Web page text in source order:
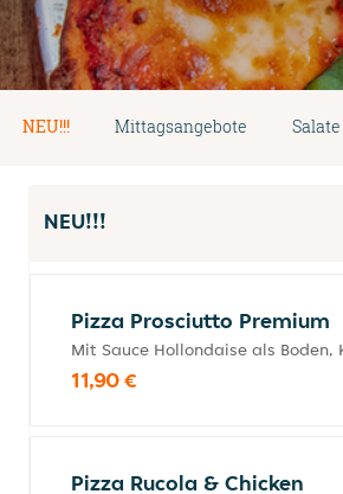
NEU!!! Mittagsangebote Salate
NEU!!!
Pizza Prosciutto Premium
Mit Sauce Hollondaise als Boden,
11,90 €
Pizza Rucola & Chicken